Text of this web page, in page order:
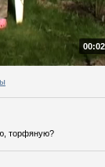
торфяную?